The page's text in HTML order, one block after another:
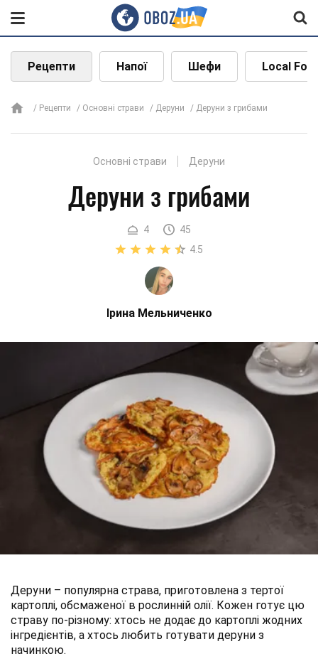
Рецепти Напої Шефи Local
Рецепти Основні страви Деруни Деруни з грибами
Основні страви Деруни
Деруни з грибами
4
45
4.5
Ірина Мельниченко
Деруни – популярна страва, приготовлена з тертої
картоплі, обсмаженої в рослинній олії. Кожен готує цю
страву по-різному: хтось не додає до картоплі жодних
інгредієнтів, а хтось любить готувати деруни з
начинкою.